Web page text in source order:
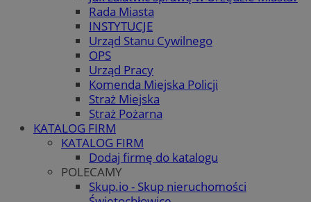
Rada Miasta
INSTYTUCJE
Urząd Stanu Cywilnego
OPS
Urząd Pracy
Komenda Miejska Policji
Straż Miejska
Straż Pożarna
KATALOG FIRM
KATALOG FIRM
Dodaj firmę do katalogu
POLECAMY
Skup.io - Skup nieruchomości